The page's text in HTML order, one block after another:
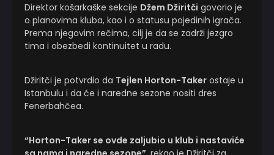
Direktor košarkaške sekcije Džem Džiritči govorio je
o planovima kluba, kao i o statusu pojedinih igrača.
Prema njegovim rečima, cilj je da se zadrži jezgro
tima i obezbedi kontinuitet u radu.
Džiritči je potvrdio da Tejlen Horton-Taker ostaje u
Istanbulu i da će i naredne sezone nositi dres
Fenerbahčea.
“Horton-Taker se ovde zaljubio u klub i nastaviće